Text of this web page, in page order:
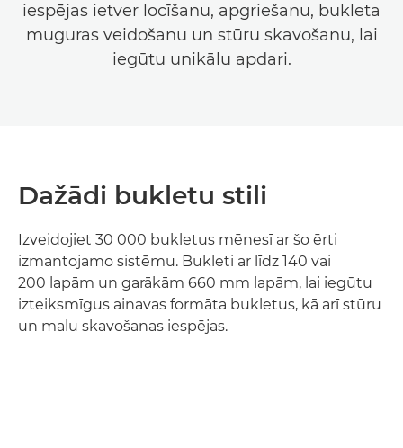
iespējas ietver locīšanu, apgriešanu, bukleta
muguras veidošanu un stūru skavošanu, lai
iegūtu unikālu apdari.
Dažādi bukletu stili
Izveidojiet 30 000 bukletus mēnesī ar šo ērti
izmantojamo sistēmu. Bukleti ar līdz 140 vai
200 lapām un garākām 660 mm lapām, lai iegūtu
izteiksmīgus ainavas formāta bukletus, kā arī stūru
un malu skavošanas iespējas.